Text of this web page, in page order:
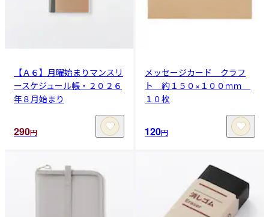
【Ａ６】月曜始まりマンスリ
ースケジュール帳・２０２６
年８月始まり
290円
メッセージカード クラフ
ト 約１５０×１００ｍｍ
１０枚
120円